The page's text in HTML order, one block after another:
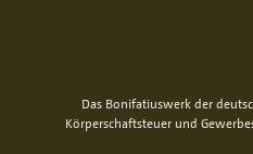
Das Bonifatiuswerk der
Körperschaftsteuer und